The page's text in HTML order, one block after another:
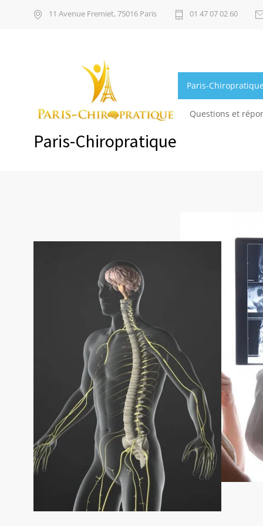
11 Avenue Fremiet, 75016 Paris 01 47 07 02 60
Paris-Chiropratique
Paris-Chiropratique
Questions et